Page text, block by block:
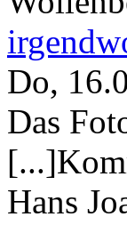
Do,
Das
Hans